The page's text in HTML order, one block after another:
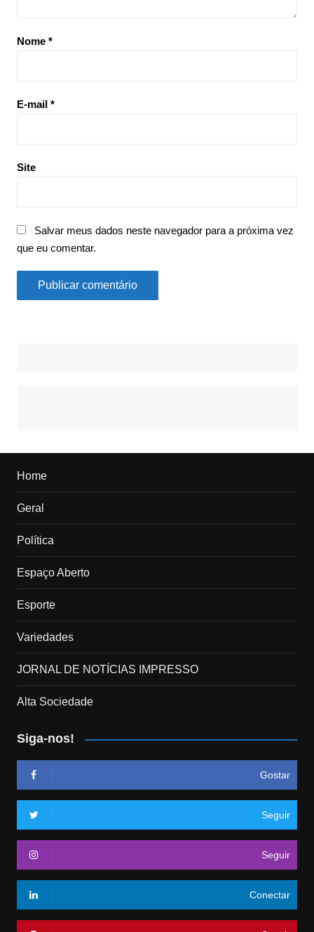
Nome *
E-mail *
Site
Salvar meus dados neste navegador para a próxima vez
que eu comentar.
Home
Geral
Política
Espaço Aberto
Esporte
Variedades
JORNAL DE NOTÍCIAS IMPRESSO
Alta Sociedade
Siga-nos!
Gostar
Seguir
Seguir
Conectar